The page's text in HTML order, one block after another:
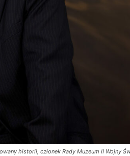
historii, członek Rady Muzeum II Wojny